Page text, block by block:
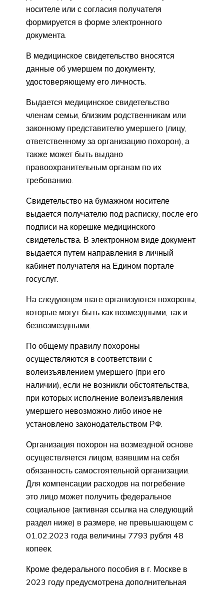
носителе или с согласия получателя
формируется в форме электронного
документа.
В медицинское свидетельство вносятся
данные об умершем по документу,
удостоверяющему его личность.
Выдается медицинское свидетельство
членам семьи, близким родственникам или
законному представителю умершего (лицу,
ответственному за организацию похорон), а
также может быть выдано
правоохранительным органам по их
требованию.
Свидетельство на бумажном носителе
выдается получателю под расписку, после его
подписи на корешке медицинского
свидетельства. В электронном виде документ
выдается путем направления в личный
кабинет получателя на Едином портале
госуслуг.
На следующем шаге организуются похороны,
которые могут быть как возмездными, так и
безвозмездными.
По общему правилу похороны
осуществляются в соответствии с
волеизъявлением умершего (при его
наличии), если не возникли обстоятельства,
при которых исполнение волеизъявления
умершего невозможно либо иное не
установлено законодательством РФ.
Организация похорон на возмездной основе
осуществляется лицом, взявшим на себя
обязанность самостоятельной организации.
Для компенсации расходов на погребение
это лицо может получить федеральное
социальное (активная ссылка на следующий
раздел ниже) в размере, не превышающем с
01.02.2023 года величины 7793 рубля 48
копеек.
Кроме федерального пособия в г. Москве в
2023 году предусмотрена дополнительная